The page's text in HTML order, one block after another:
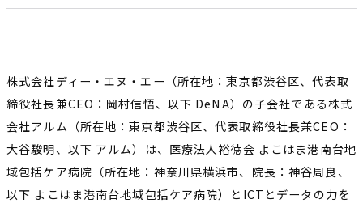
株式会社ディー・エヌ・エー（所在地：東京都渋谷区、代表取
締役社長兼CEO：岡村信悟、以下 DeNA）の子会社である株式
会社アルム（所在地：東京都渋谷区、代表取締役社長兼CEO：
大谷駿明、以下 アルム）は、医療法人裕徳会 よこはま港南台地
域包括ケア病院（所在地：神奈川県横浜市、院長：神谷周良、
以下 よこはま港南台地域包括ケア病院）とICTとデータの力を